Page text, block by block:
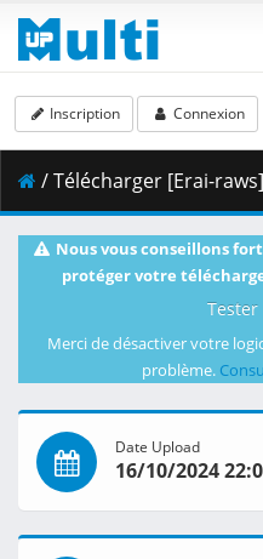
Inscription Connexion
/ Télécharger [Erai-raws] Delicos Nursery - 07
Nous vous conseillons
protéger votre
Tester
Merci de désactiver votre
problème.
Date Upload
16/10/2024